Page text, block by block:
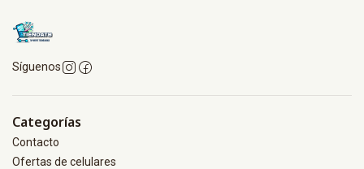
Síguenos
Categorías
Contacto
Ofertas de celulares